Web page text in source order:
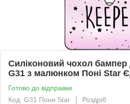
Силіконовий чохол
G31 з малюнком Поні Star
Готово до відправки
Код: G31 Пони Star
Роздріб